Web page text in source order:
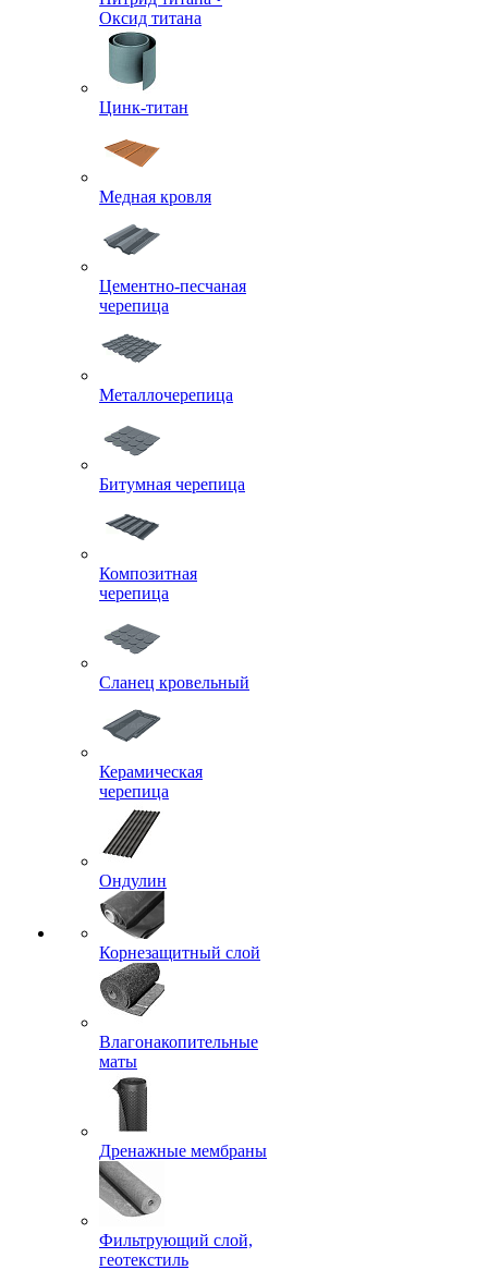
Оксид титана
Цинк-титан
Медная кровля
Цементно-песчаная
черепица
Металлочерепица
Битумная черепица
Композитная
черепица
Сланец кровельный
Керамическая
черепица
Ондулин
Корнезащитный слой
Влагонакопительные
маты
Дренажные мембраны
Фильтрующий слой,
геотекстиль